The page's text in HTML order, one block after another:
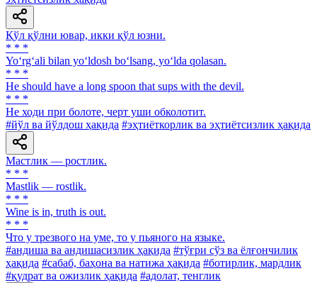
Қўл қўлни ювар, икки қўл юзни.
* * *
Yo‘rg‘ali bilan yo‘ldosh bo‘lsang, yo‘lda qolasan.
* * *
Не should have a long spoon that sups with the devil.
* * *
He ходи при болоте, черт уши обколотит.
#йўл ва йўлдош ҳақида #эҳтиёткорлик ва эҳтиётсизлик ҳақида
Мастлик — ростлик.
* * *
Mastlik — rostlik.
* * *
Wine is in, truth is out.
* * *
Что у трезвого на уме, то у пьяного на языке.
#андиша ва андишасизлик ҳақида #тўғри сўз ва ёлғончилик
ҳақида #сабаб, баҳона ва натижа ҳақида #ботирлик, мардлик
#қудрат ва ожизлик ҳақида #адолат, тенглик